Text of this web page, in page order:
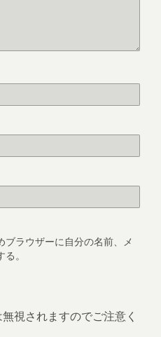
ラウザーに自分の名前、メ
。
視されますのでご注意く